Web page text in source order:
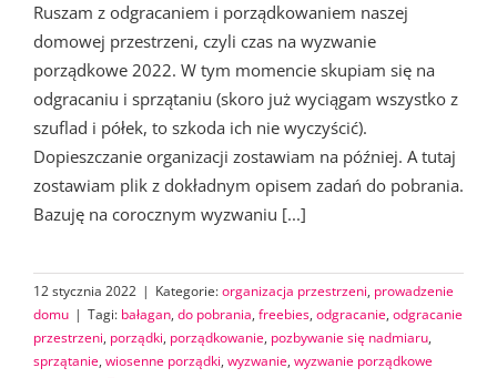
Ruszam z odgracaniem i porządkowaniem naszej
domowej przestrzeni, czyli czas na wyzwanie
porządkowe 2022. W tym momencie skupiam się na
odgracaniu i sprzątaniu (skoro już wyciągam wszystko z
szuflad i półek, to szkoda ich nie wyczyścić).
Dopieszczanie organizacji zostawiam na później. A tutaj
zostawiam plik z dokładnym opisem zadań do pobrania.
Bazuję na corocznym wyzwaniu [...]
12 stycznia 2022 | Kategorie:organizacja przestrzeni, prowadzenie
domu | Tagi: bałagan, do pobrania, freebies, odgracanie, odgracanie
przestrzeni, porządki, porządkowanie, pozbywanie się nadmiaru,
sprzątanie, wiosenne porządki, wyzwanie, wyzwanie porządkowe